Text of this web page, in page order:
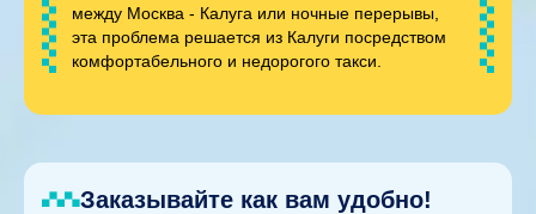
между Москва - Калуга или ночные перерывы,
эта проблема решается из Калуги посредством
комфортабельного и недорогого такси.
Заказывайте как вам удобно!